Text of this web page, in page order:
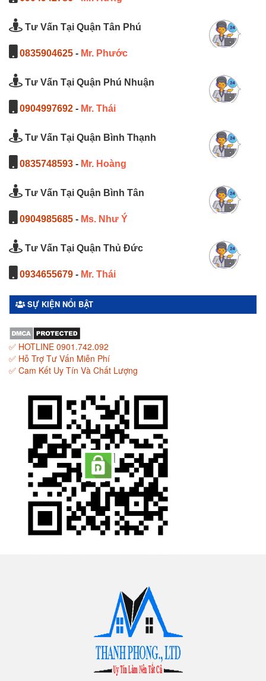
Tư Vấn Tại Quận Tân Phú
0835904625 - Mr. Phước
Tư Vấn Tại Quận Phú Nhuận
0904997692 - Mr. Thái
Tư Vấn Tại Quận Bình Thạnh
0835748593 - Mr. Hoàng
Tư Vấn Tại Quận Bình Tân
0904985685 - Ms. Như Ý
Tư Vấn Tại Quận Thủ Đức
0934655679 - Mr. Thái
SỰ KIỆN NỔI BẬT
✅ HOTLINE 0901.742.092
✅ Hỗ Trợ Tư Vấn Miễn Phí
✅ Cam Kết Uy Tín Và Chất Lượng